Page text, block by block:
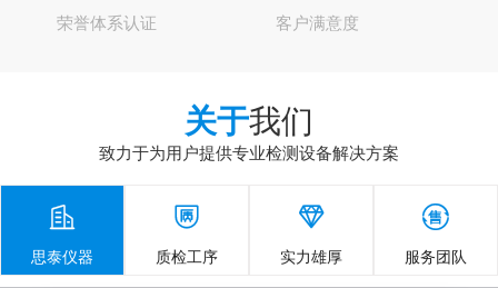
荣誉体系认证 客户满意度
关于我们
致力于为用户提供专业检测设备解决方案

思泰仪器

质检工序

实力雄厚

服务团队